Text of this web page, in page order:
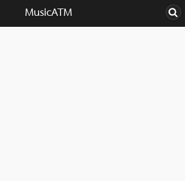
MusicATM